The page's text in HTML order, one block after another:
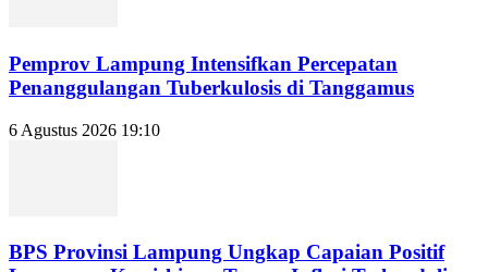
Pemprov Lampung Intensifkan Percepatan
Penanggulangan Tuberkulosis di Tanggamus
6 Agustus 2026 19:10
BPS Provinsi Lampung Ungkap Capaian Positif